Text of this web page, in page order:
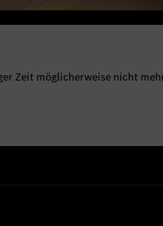
Zeit möglicherweise nicht